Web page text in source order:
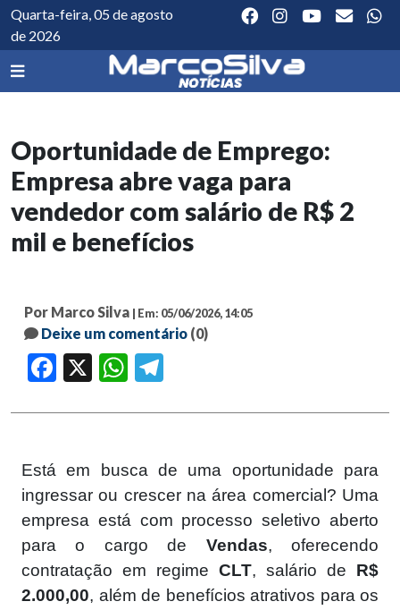
Quarta-feira, 05 de agosto
de 2026
Oportunidade de Emprego:
Empresa abre vaga para
vendedor com salário de R$ 2
mil e benefícios
Por Marco Silva | Em: 05/06/2026, 14:05
Deixe um comentário (0)
Facebook WhatsApp
Está em busca de uma oportunidade para
ingressar ou crescer na área comercial? Uma
empresa está com processo seletivo aberto
para o cargo de Vendas, oferecendo
contratação em regime CLT, salário de R$
2.000,00, além de benefícios atrativos para os